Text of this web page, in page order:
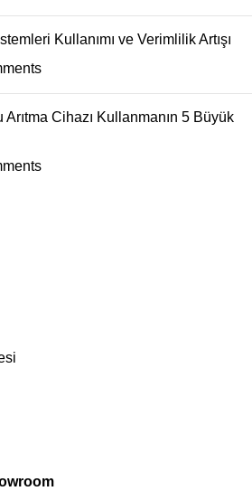
Kullanımı ve Verimlilik Artışı
Cihazı Kullanmanın 5 Büyük